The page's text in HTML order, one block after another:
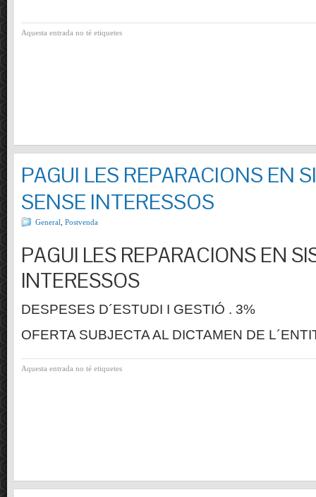
Aquesta entrada no té etiquetes
PAGUI LES REPARACIONS EN
SENSE INTERESSOS
General Postvenda
PAGUI LES REPARACIONS EN
INTERESSOS
DESPESES D´ESTUDI I GESTIÓ . 3%
OFERTA SUBJECTA AL DICTAMEN DE
Aquesta entrada no té etiquetes